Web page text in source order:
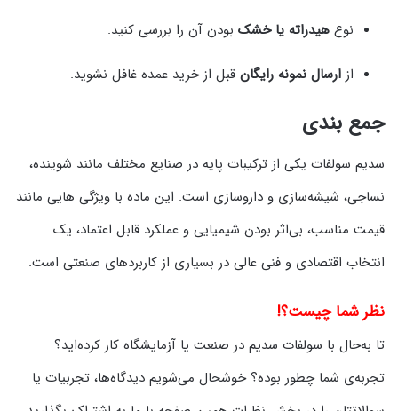
نوع هیدراته یا خشک بودن آن را بررسی کنید.
از ارسال نمونه رایگان قبل از خرید عمده غافل نشوید.
جمع‌ بندی
سدیم سولفات یکی از ترکیبات پایه در صنایع مختلف مانند شوینده،
نساجی، شیشه‌سازی و داروسازی است. این ماده با ویژگی‌ هایی مانند
قیمت مناسب، بی‌اثر بودن شیمیایی و عملکرد قابل‌ اعتماد، یک
انتخاب اقتصادی و فنی عالی در بسیاری از کاربردهای صنعتی است.
نظر شما چیست؟!
تا به‌حال با سولفات سدیم در صنعت یا آزمایشگاه کار کرده‌اید؟
تجربه‌ی شما چطور بوده؟ خوشحال می‌شویم دیدگاه‌ها، تجربیات یا